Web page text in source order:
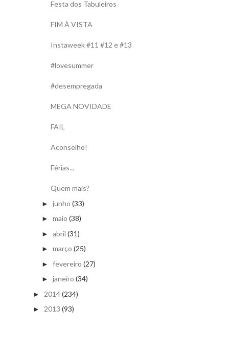
Festa dos Tabuleiros
FIM À VISTA
Instaweek #11 #12 e #13
#lovesummer
#desempregada
MEGA NOVIDADE
FAIL
Aconselho!
Férias...
Quem mais?
► junho (33)
► maio (38)
► abril (31)
► março (25)
► fevereiro (27)
► janeiro (34)
► 2014(234)
► 2013 (93)